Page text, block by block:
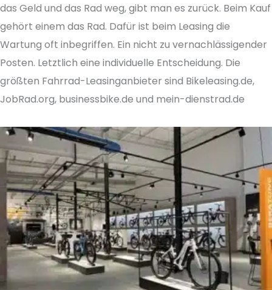
das Geld und das Rad weg, gibt man es zurück. Beim Kauf
gehört einem das Rad. Dafür ist beim Leasing die
Wartung oft inbegriffen. Ein nicht zu vernachlässigender
Posten. Letztlich eine individuelle Entscheidung. Die
größten Fahrrad-Leasinganbieter sind Bikeleasing.de,
JobRad.org, businessbike.de und mein-dienstrad.de